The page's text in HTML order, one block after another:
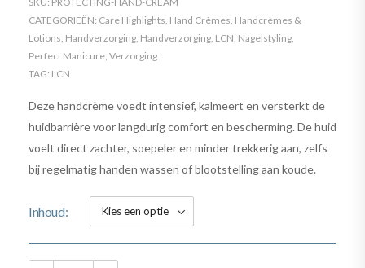
CATEGORIEËN: Care Highlights, Hand Crèmes, Handcrèmes &
Lotions, Handverzorging, Handverzorging, LCN, Nagelstyling,
Perfect Manicure, Verzorging
TAG: LCN
Deze handcrème voedt intensief, kalmeert en versterkt de
huidbarrière voor langdurig comfort en bescherming. De huid
voelt direct zachter, soepeler en minder trekkerig aan, zelfs
bij regelmatig handen wassen of blootstelling aan koude.
Inhoud